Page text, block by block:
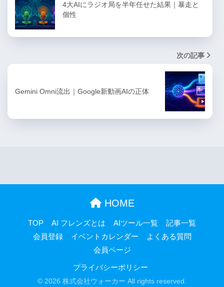
4大AIにラジオ局を半年任せた結果｜暴走と
個性
次の記事
Gemini Omni流出｜Google新動画AIの正体
HOME
TOP AI フレンズとは AIツール一覧
記事一覧
会員登録
イベントカレンダー
よくある質問
会員ページ
プライバシーポリシー
© 2026 株式会社ウォーカー All rights reserved.